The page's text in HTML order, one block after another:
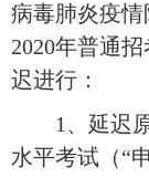
病毒肺炎疫情
2020年普通招
迟进行 ：
1、延迟
水平考试（“